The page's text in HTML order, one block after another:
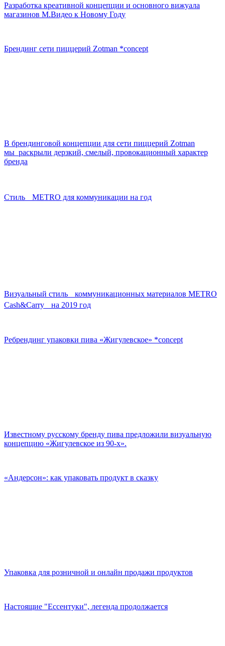
Разработка креативной концепции и основного вижуала
магазинов М.Видео к Новому Году
Брендинг сети пиццерий Zotman *concept
В брендинговой концепции для сети пиццерий Zotman
мы раскрыли дерзкий, смелый, провокационный характер
бренда
Стиль METRO для коммуникации на год
Визуальный стиль коммуникационных материалов METRO
Cash&Carry на 2019 год
Ребрендинг упаковки пива «Жигулевское» *concept
Известному русскому бренду пива предложили визуальную
концепцию «Жигулевское из 90-х».
«‎Андерсон»‎: как упаковать продукт в сказку
Упаковка для розничной и онлайн продажи продуктов
Настоящие "Ессентуки", легенда продолжается